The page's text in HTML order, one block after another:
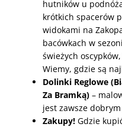
hutników u
krótkich spacerów
widokami na
bacówkach w
świeżych
Wiemy, gdzie są
Dolinki Reglowe
Za Bramką) –
jest zawsze dobrym
Zakupy! Gdzie